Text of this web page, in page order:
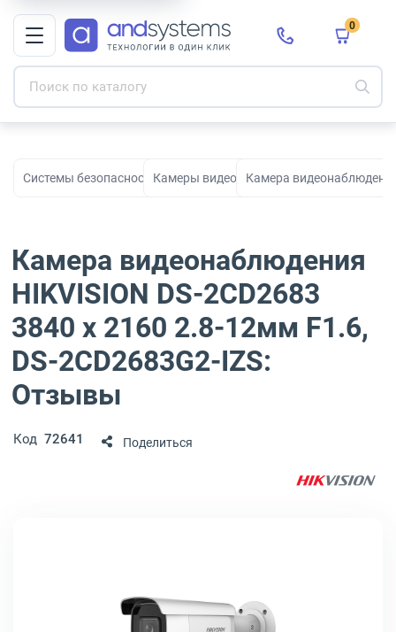
0
Системы безопасности для видеонаблюдения, охраны и
Камеры видеонаблюдения
Камера
Камера видеонаблюдения
HIKVISION DS-2CD2683
3840 x 2160 2.8-12мм F1.6,
DS-2CD2683G2-IZS:
Отзывы
Код 72641 Поделиться